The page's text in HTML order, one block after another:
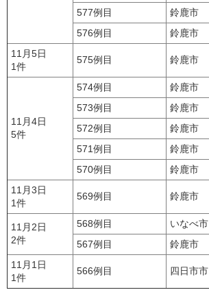
577例目
鈴鹿市
576例目
鈴鹿市
11月5日
1件
575例目 鈴鹿市
11月4日
5件
574例目 鈴鹿市
573例目
鈴鹿市
572例目
鈴鹿市
571例目
鈴鹿市
570例目
鈴鹿市
11月3日
1件
569例目 鈴鹿市
11月2日
2件
568例目 いなべ市
567例目
鈴鹿市
11月1日
1件
566例目 四日市市